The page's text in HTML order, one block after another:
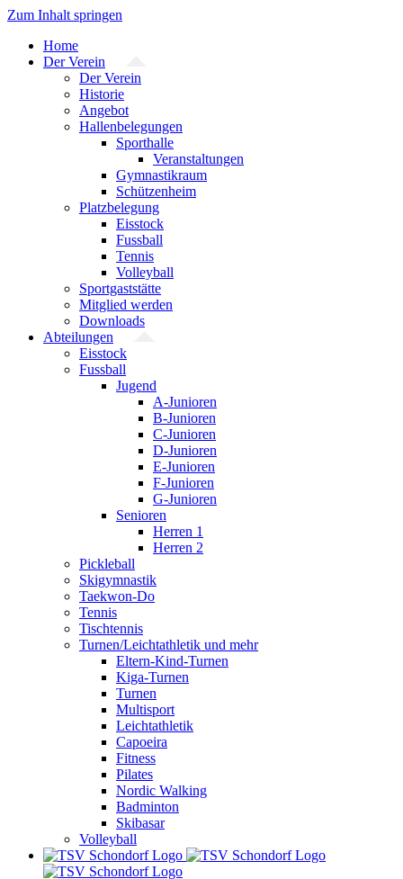
Zum Inhalt springen
Home
Der Verein
Der Verein
Historie
Angebot
Hallenbelegungen
Sporthalle
Veranstaltungen
Gymnastikraum
Schützenheim
Platzbelegung
Eisstock
Fussball
Tennis
Volleyball
Sportgaststätte
Mitglied werden
Downloads
Abteilungen
Eisstock
Fussball
Jugend
A-Junioren
B-Junioren
C-Junioren
D-Junioren
E-Junioren
F-Junioren
G-Junioren
Senioren
Herren 1
Herren 2
Pickleball
Skigymnastik
Taekwon-Do
Tennis
Tischtennis
Turnen/Leichtathletik und mehr
Eltern-Kind-Turnen
Kiga-Turnen
Turnen
Multisport
Leichtathletik
Capoeira
Fitness
Pilates
Nordic Walking
Badminton
Skibasar
Volleyball